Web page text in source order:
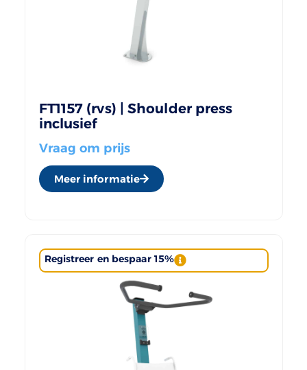
FT1157 (rvs) | Shoulder press
inclusief
Vraag om prijs
Meer informatie
Registreer en bespaar 15%